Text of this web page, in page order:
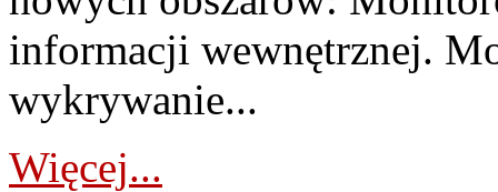
informacji wewnętrznej.
wykrywanie...
Więcej...